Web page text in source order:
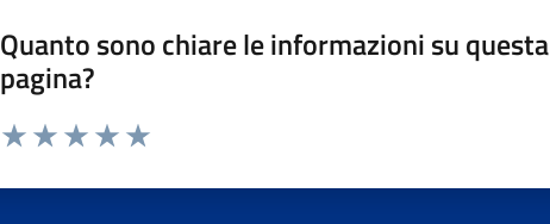
Quanto sono chiare le informazioni su questa
pagina?
Valuta da 1 a 5 stelle la pagina